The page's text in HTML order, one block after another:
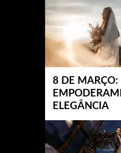
8 DE MARÇO:
ELEGÂNCIA